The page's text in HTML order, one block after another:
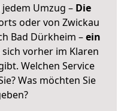
Umzug – Die
oder von Zwickau
Bad Dürkheim –ein
vorher im Klaren
Welchen Service
Was möchten Sie